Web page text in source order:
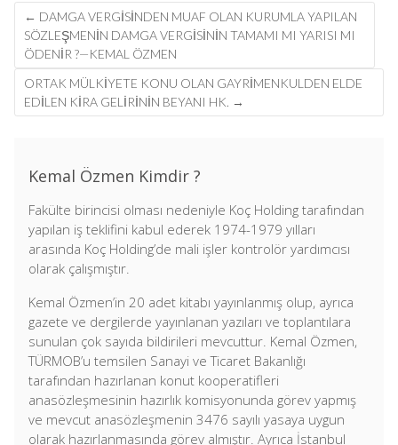
Post
navigation
← DAMGA VERGISINDEN MUAF OLAN KURUMLA YAPILAN
SÖZLEŞMENIN DAMGA VERGISININ TAMAMI MI YARISI MI
ÖDENIR ?—KEMAL ÖZMEN
ORTAK MÜLKIYETE KONU OLAN GAYRIMENKULDEN ELDE
EDILEN KIRA GELIRININ BEYANI HK. →
Kemal Özmen Kimdir ?
Fakülte birincisi olması nedeniyle Koç Holding tarafından
yapılan iş teklifini kabul ederek 1974-1979 yılları
arasında Koç Holding’de mali işler kontrolör yardımcısı
olarak çalışmıştır.
Kemal Özmen’in 20 adet kitabı yayınlanmış olup, ayrıca
gazete ve dergilerde yayınlanan yazıları ve toplantılara
sunulan çok sayıda bildirileri mevcuttur. Kemal Özmen,
TÜRMOB’u temsilen Sanayi ve Ticaret Bakanlığı
tarafından hazırlanan konut kooperatifleri
anasözleşmesinin hazırlık komisyonunda görev yapmış
ve mevcut anasözleşmenin 3476 sayılı yasaya uygun
olarak hazırlanmasında görev almıştır. Ayrıca İstanbul